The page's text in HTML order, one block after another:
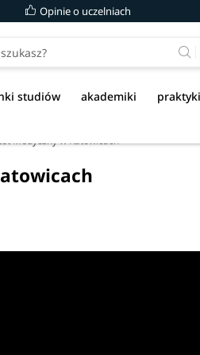
Opinie o uczelniach
studiów akademiki
Medyczny w Katowicach